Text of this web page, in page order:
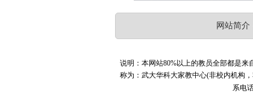
网站简介
说明：本网站80%以上的教员全部都是
称为：武大华科大家教中心(非校内机构
系电